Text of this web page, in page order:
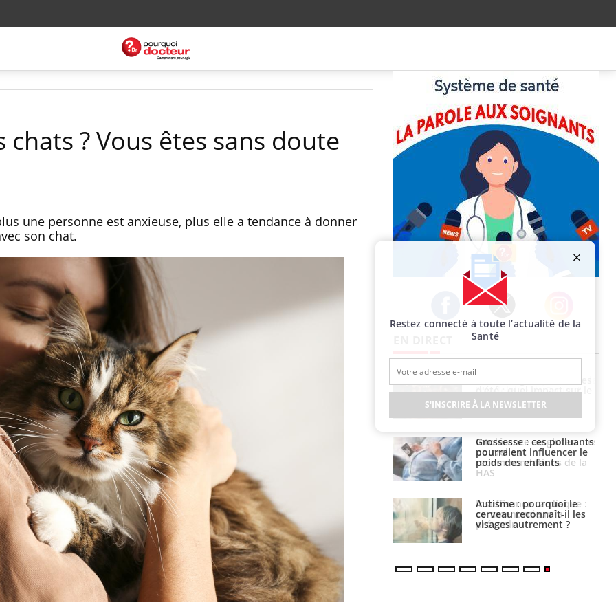
chats ? Vous êtes sans doute
une personne est anxieuse, plus elle a tendance à donner
son chat.
Facebook Twitter Instagram
Comment gérer le
sommeil des enfants en
vacances ?
Bilan prévention : ce que
les kinés pourront
bientôt faire
TDAH : quel est ce
traitement autorisé aux
États-Unis ?
Insuffisance cardiaque :
comment mieux la
prévenir
d'été : quel impact sur le
sommeil ?
Grossesse : ces polluants
pourraient influencer le
poids des enfants
Autisme : pourquoi le
cerveau reconnaît-il les
visages autrement ?
Restez connecté à toute l’actualité de la
Santé
S'INSCRIRE À LA NEWSLETTER